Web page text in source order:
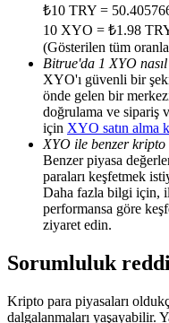
BTC Welcome
Deposit & Trade
Deposit CASHCAT
Share 500000
Exclusive for BitMart
Register & Trade to
₺10 TRY =
10 XYO = ₺1.98
(Gösterilen tüm
Bitrue'da 1 XYO nasıl
XYO'ı güvenli bir
önde gelen bir
doğrulama ve sipariş
için XYO satın alma
XYO ile benzer
Benzer piyasa
paraları keşfetmek
Daha fazla bilgi için,
performansa göre
ziyaret edin.
Sorumluluk reddi
Kripto para piyasaları
dalgalanmaları yaşayabilir.